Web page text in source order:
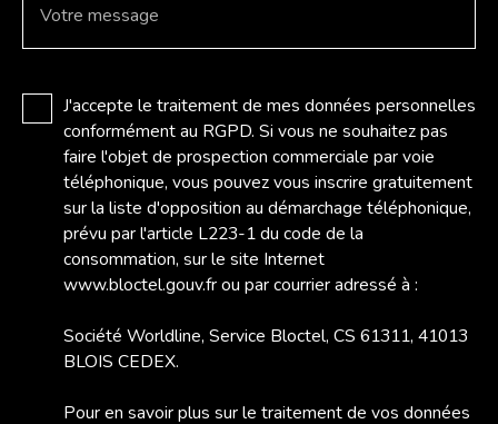
Votre message
J'accepte le traitement de mes données personnelles
conformément au RGPD. Si vous ne souhaitez pas
faire l'objet de prospection commerciale par voie
téléphonique, vous pouvez vous inscrire gratuitement
sur la liste d'opposition au démarchage téléphonique,
prévu par l'article L223-1 du code de la
consommation, sur le site Internet
www.bloctel.gouv.fr ou par courrier adressé à :
Société Worldline, Service Bloctel, CS 61311, 41013
BLOIS CEDEX.
Pour en savoir plus sur le traitement de vos données